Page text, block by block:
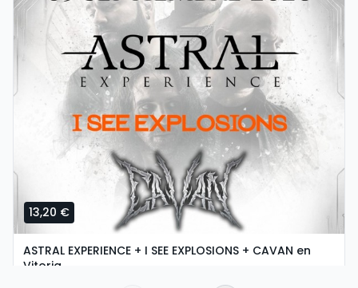
13,20 €
ASTRAL EXPERIENCE + I SEE EXPLOSIONS + CAVAN en
Vitoria